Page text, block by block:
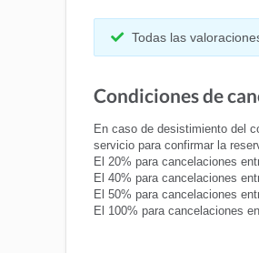
Todas las
Condiciones de
En caso de desistimiento del
servicio para confirmar la
El 20% para cancelaciones
El 40% para cancelaciones
El 50% para cancelaciones
El 100% para cancelaciones